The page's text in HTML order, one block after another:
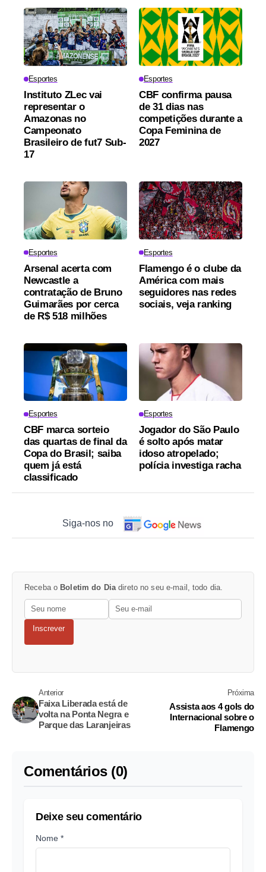
Esportes
Instituto ZLec vai
representar o
Amazonas no
Campeonato
Brasileiro de fut7 Sub-
17
Esportes
CBF confirma pausa
de 31 dias nas
competições durante a
Copa Feminina de
2027
Esportes
Arsenal acerta com
Newcastle a
contratação de Bruno
Guimarães por cerca
de R$ 518 milhões
Esportes
Flamengo é o clube da
América com mais
seguidores nas redes
sociais, veja ranking
Esportes
CBF marca sorteio
das quartas de final da
Copa do Brasil; saiba
quem já está
classificado
Esportes
Jogador do São Paulo
é solto após matar
idoso atropelado;
polícia investiga racha
Siga-nos no
Receba o Boletim do Diadireto no seu e-mail, todo dia.
Inscrever
Anterior
Faixa Liberada está de
volta na Ponta Negra e
Parque das Laranjeiras
Próxima
Assista aos 4 gols do
Internacional sobre o
Flamengo
Comentários (0)
Deixe seu comentário
Nome *